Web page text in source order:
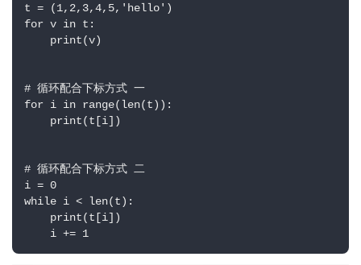
t = (1,2,3,4,5,'hello')
for v in t:
    print(v)
# 循环配合下标方式 一
for i in range(len(t)):
    print(t[i])
# 循环配合下标方式 二
i = 0
while i < len(t):
    print(t[i])
    i += 1